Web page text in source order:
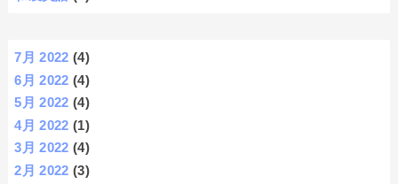
7月 2022 (4)
6月 2022 (4)
5月 2022 (4)
4月 2022 (1)
3月 2022 (4)
2月 2022 (3)